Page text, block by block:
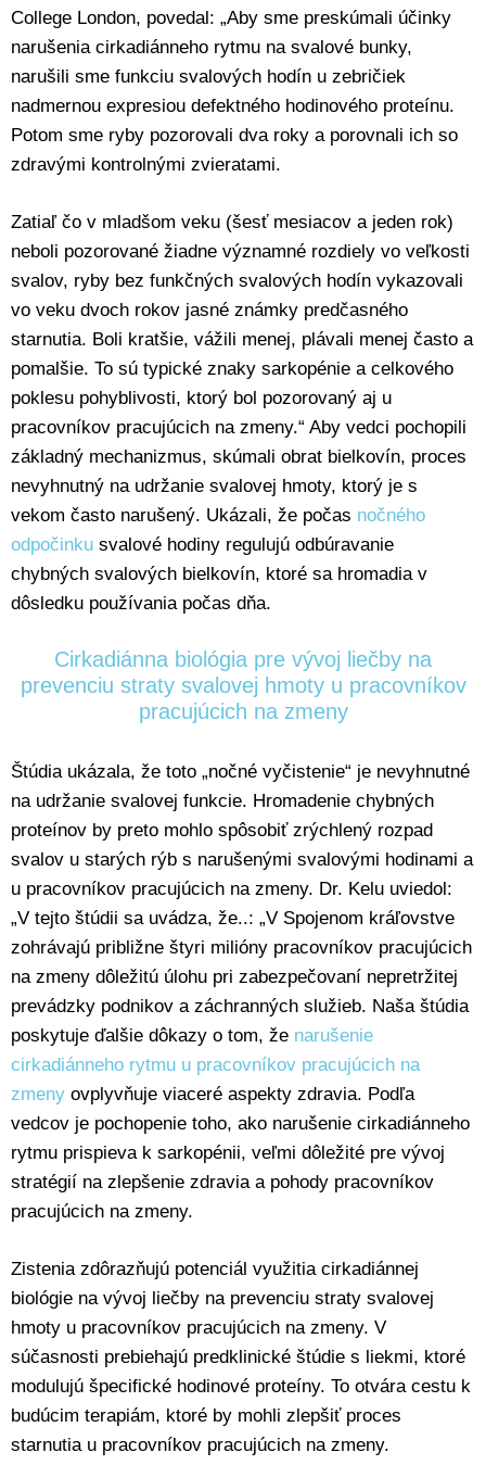
College London, povedal: „Aby sme preskúmali účinky
narušenia cirkadiánneho rytmu na svalové bunky,
narušili sme funkciu svalových hodín u zebričiek
nadmernou expresiou defektného hodinového proteínu.
Potom sme ryby pozorovali dva roky a porovnali ich so
zdravými kontrolnými zvieratami.
Zatiaľ čo v mladšom veku (šesť mesiacov a jeden rok)
neboli pozorované žiadne významné rozdiely vo veľkosti
svalov, ryby bez funkčných svalových hodín vykazovali
vo veku dvoch rokov jasné známky predčasného
starnutia. Boli kratšie, vážili menej, plávali menej často a
pomalšie. To sú typické znaky sarkopénie a celkového
poklesu pohyblivosti, ktorý bol pozorovaný aj u
pracovníkov pracujúcich na zmeny.“ Aby vedci pochopili
základný mechanizmus, skúmali obrat bielkovín, proces
nevyhnutný na udržanie svalovej hmoty, ktorý je s
vekom často narušený. Ukázali, že počas nočného
odpočinku svalové hodiny regulujú odbúravanie
chybných svalových bielkovín, ktoré sa hromadia v
dôsledku používania počas dňa.
Cirkadiánna biológia pre vývoj liečby na
prevenciu straty svalovej hmoty u pracovníkov
pracujúcich na zmeny
Štúdia ukázala, že toto „nočné vyčistenie“ je nevyhnutné
na udržanie svalovej funkcie. Hromadenie chybných
proteínov by preto mohlo spôsobiť zrýchlený rozpad
svalov u starých rýb s narušenými svalovými hodinami a
u pracovníkov pracujúcich na zmeny. Dr. Kelu uviedol:
„V tejto štúdii sa uvádza, že..: „V Spojenom kráľovstve
zohrávajú približne štyri milióny pracovníkov pracujúcich
na zmeny dôležitú úlohu pri zabezpečovaní nepretržitej
prevádzky podnikov a záchranných služieb. Naša štúdia
poskytuje ďalšie dôkazy o tom, že narušenie
cirkadiánneho rytmu u pracovníkov pracujúcich na
zmeny ovplyvňuje viaceré aspekty zdravia. Podľa
vedcov je pochopenie toho, ako narušenie cirkadiánneho
rytmu prispieva k sarkopénii, veľmi dôležité pre vývoj
stratégií na zlepšenie zdravia a pohody pracovníkov
pracujúcich na zmeny.
Zistenia zdôrazňujú potenciál využitia cirkadiánnej
biológie na vývoj liečby na prevenciu straty svalovej
hmoty u pracovníkov pracujúcich na zmeny. V
súčasnosti prebiehajú predklinické štúdie s liekmi, ktoré
modulujú špecifické hodinové proteíny. To otvára cestu k
budúcim terapiám, ktoré by mohli zlepšiť proces
starnutia u pracovníkov pracujúcich na zmeny.